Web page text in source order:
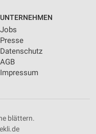
UNTERNEHMEN
Jobs
Presse
Datenschutz
AGB
Impressum
blättern.